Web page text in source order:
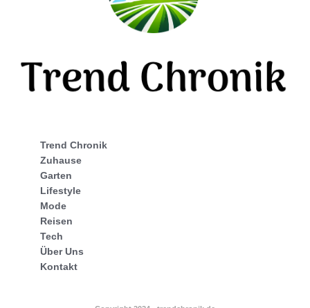
Trend Chronik
Zuhause
Garten
Lifestyle
Mode
Reisen
Tech
Über Uns
Kontakt